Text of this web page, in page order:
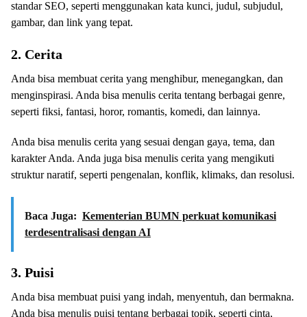
standar SEO, seperti menggunakan kata kunci, judul, subjudul,
gambar, dan link yang tepat.
2. Cerita
Anda bisa membuat cerita yang menghibur, menegangkan, dan
menginspirasi. Anda bisa menulis cerita tentang berbagai genre,
seperti fiksi, fantasi, horor, romantis, komedi, dan lainnya.
Anda bisa menulis cerita yang sesuai dengan gaya, tema, dan
karakter Anda. Anda juga bisa menulis cerita yang mengikuti
struktur naratif, seperti pengenalan, konflik, klimaks, dan resolusi.
Baca Juga: Kementerian BUMN perkuat komunikasi
terdesentralisasi dengan AI
3. Puisi
Anda bisa membuat puisi yang indah, menyentuh, dan bermakna.
Anda bisa menulis puisi tentang berbagai topik, seperti cinta,